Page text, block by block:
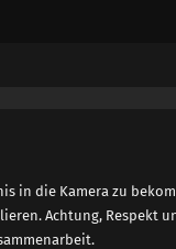
in die Kamera zu
Achtung, Respekt